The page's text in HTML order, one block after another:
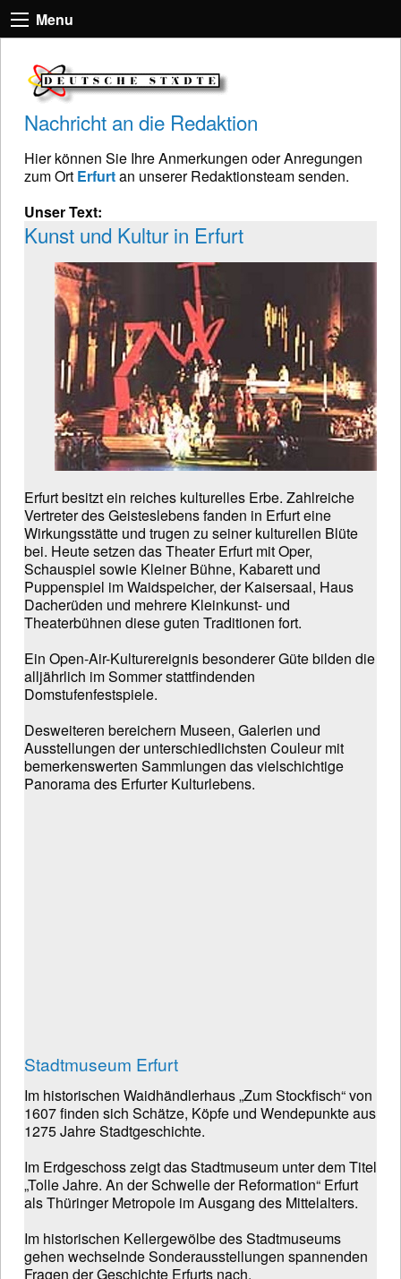
Menu
Nachricht an die Redaktion
Hier können Sie Ihre Anmerkungen oder Anregungen
zum Ort Erfurtan unserer Redaktionsteam senden.
Unser Text:
Kunst und Kultur in Erfurt
Erfurt besitzt ein reiches kulturelles Erbe. Zahlreiche
Vertreter des Geisteslebens fanden in Erfurt eine
Wirkungsstätte und trugen zu seiner kulturellen Blüte
bei. Heute setzen das Theater Erfurt mit Oper,
Schauspiel sowie Kleiner Bühne, Kabarett und
Puppenspiel im Waidspeicher, der Kaisersaal, Haus
Dacherüden und mehrere Kleinkunst- und
Theaterbühnen diese guten Traditionen fort.
Ein Open-Air-Kulturereignis besonderer Güte bilden die
alljährlich im Sommer stattfindenden
Domstufenfestspiele.
Desweiteren bereichern Museen, Galerien und
Ausstellungen der unterschiedlichsten Couleur mit
bemerkenswerten Sammlungen das vielschichtige
Panorama des Erfurter Kulturlebens.
Stadtmuseum Erfurt
Im historischen Waidhändlerhaus „Zum Stockfisch“ von
1607 finden sich Schätze, Köpfe und Wendepunkte aus
1275 Jahre Stadtgeschichte.
Im Erdgeschoss zeigt das Stadtmuseum unter dem Titel
„Tolle Jahre. An der Schwelle der Reformation“ Erfurt
als Thüringer Metropole im Ausgang des Mittelalters.
Im historischen Kellergewölbe des Stadtmuseums
gehen wechselnde Sonderausstellungen spannenden
Fragen der Geschichte Erfurts nach.